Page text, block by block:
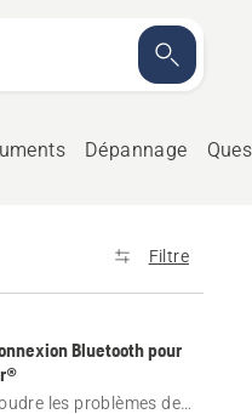
Dépannage
Filtre
Bluetooth pour
les problèmes de